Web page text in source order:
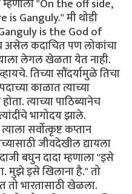
"On the off side,
Ganguly." मी थोडी
is the God of
असेल कदाचित पण लोकांचा
लेगल खेळता येत नाही.
तिच्या सौंदर्यामुळे तिचा
काळात त्याच्या
त्याच्या पाठिब्यानेच
भागोदय झाले.
सर्वोत्कृष्ट कप्तान
जीवदेखील द्यायला
बघुन दादा म्हणाला "इसे
मुझे इसे खिलाना है." तो
तो भारतासाठी खेळला.